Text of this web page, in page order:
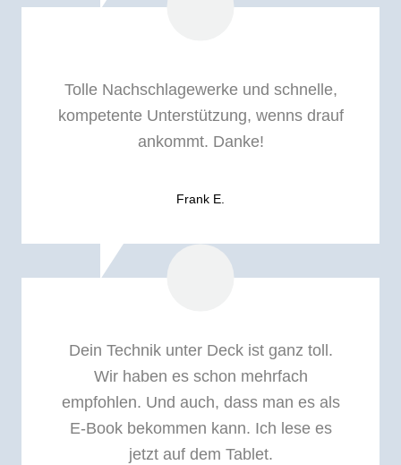
Tolle Nachschlagewerke und schnelle,
kompetente Unterstützung, wenns drauf
ankommt. Danke!
Frank E.
Dein Technik unter Deck ist ganz toll.
Wir haben es schon mehrfach
empfohlen. Und auch, dass man es als
E-Book bekommen kann. Ich lese es
jetzt auf dem Tablet.